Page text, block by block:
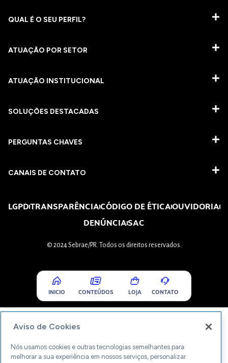
QUAL É O SEU PERFIL?
ATUAÇÃO POR SETOR
ATUAÇÃO INSTITUCIONAL
SOLUÇÕES DESTACADAS
PERGUNTAS CHAVES​
CANAIS DE CONTATO
LGPDTRANSPARÊNCIACÓDIGO DE ÉTICAOUVIDORIA
DENÚNCIASAC
© 2024 Sebrae/PR. Todos os direitos reservados.
INICIO CONTEÚDOS LOJA CONTATO
Aviso de Cookies
Nós usamos cookies e outras tecnologias semelhantes para
melhorar a sua experiência em nossos serviços, personalizar